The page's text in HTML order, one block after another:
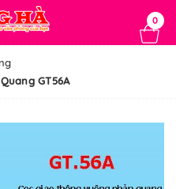
0
GT56A